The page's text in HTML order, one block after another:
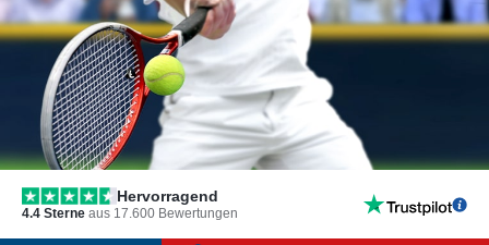
Hervorragend
4.4 Sterne aus 17.600 Bewertungen